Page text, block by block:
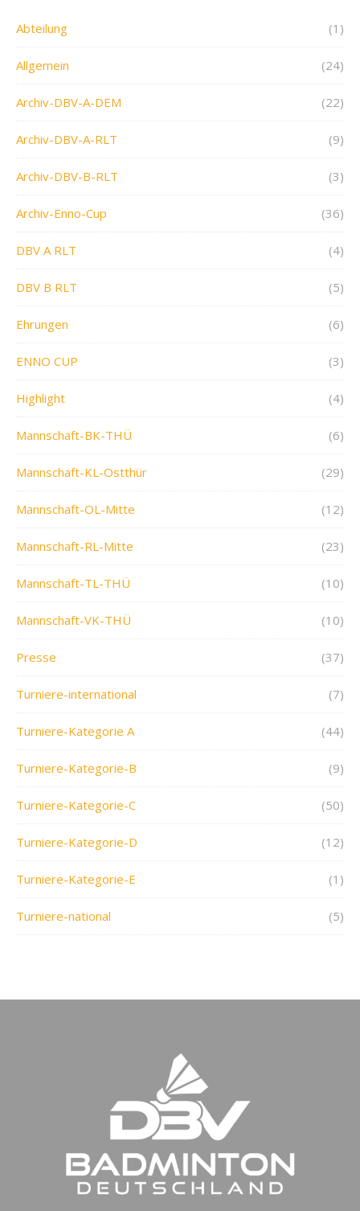
Abteilung (1)
Allgemein (24)
Archiv-DBV-A-DEM (22)
Archiv-DBV-A-RLT (9)
Archiv-DBV-B-RLT (3)
Archiv-Enno-Cup (36)
DBV A RLT (4)
DBV B RLT (5)
Ehrungen (6)
ENNO CUP (3)
Highlight (4)
Mannschaft-BK-THÜ (6)
Mannschaft-KL-Ostthür (29)
Mannschaft-OL-Mitte (12)
Mannschaft-RL-Mitte (23)
Mannschaft-TL-THÜ (10)
Mannschaft-VK-THÜ (10)
Presse (37)
Turniere-international (7)
Turniere-Kategorie A (44)
Turniere-Kategorie-B (9)
Turniere-Kategorie-C (50)
Turniere-Kategorie-D (12)
Turniere-Kategorie-E (1)
Turniere-national (5)